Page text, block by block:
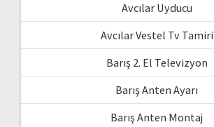
Avcılar Uyducu
Avcılar Vestel Tv Tamiri
Barış 2. El Televizyon
Barış Anten Ayarı
Barış Anten Montaj